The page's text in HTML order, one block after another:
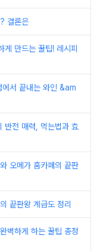
결론은
게 만드는 꿀팁! 레시피
서 끝내는 와인 &am
반전 매력, 먹는법과 효
오메가 홈카페의 끝판
끝판왕 계급도 정리
벽하게 하는 꿀팁 총정